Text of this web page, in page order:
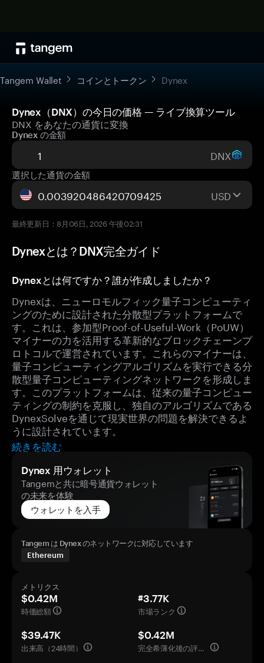
Tangem Wallet コインとトークン Dynex
Dynex（DNX）の今日の価格 — ライブ換算ツール
DNX をあなたの通貨に変換
Dynex の金額
DNX
選択した通貨の金額
USD
最終更新日：8月06日, 2026 午後02:31
Dynexとは？DNX完全ガイド
Dynexとは何ですか？誰が作成しましたか？
Dynexは、ニューロモルフィック量子コンピューティ
ングのために設計された分散型プラットフォームで
す。これは、参加型Proof-of-Useful-Work（PoUW）
マイナーの力を活用する革新的なブロックチェーンプ
ロトコルで運営されています。これらのマイナーは、
量子コンピューティングアルゴリズムを実行できる分
散型量子コンピューティングネットワークを形成しま
す。このプラットフォームは、従来の量子コンピュー
ティングの制約を克服し、独自のアルゴリズムである
DynexSolveを通じて現実世界の問題を解決できるよ
うに設計されています。
続きを読む
Dynex 用ウォレット
Tangemと共に暗号通貨ウォレット
の未来を体験
ウォレットを入手
Tangem は Dynex のネットワークに対応しています
Ethereum
メトリクス
$0.42M
時価総額
#3.77K
市場ランク
$39.47K
出来高（24時間）
$0.42M
完全希薄化後の評価額